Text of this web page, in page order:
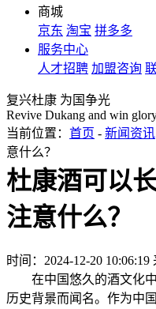
商城
京东 淘宝 拼多多
服务中心
人才招聘 加盟咨询
复兴杜康 为国争光
Revive Dukang and win
当前位置： 首页 - 新闻资讯
意什么？
杜康酒可以
注意什么？
时间：2024-12-20 10:06:19
在中国悠久的酒文化中
历史背景而闻名。作为中